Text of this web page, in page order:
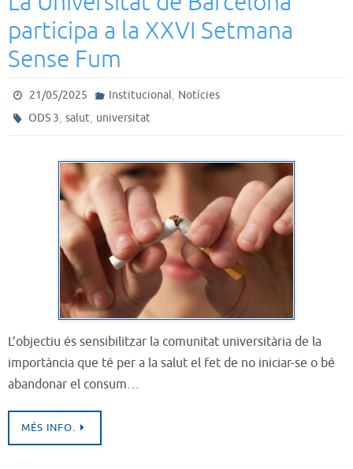
participa a la XXVI Setmana
Sense Fum
21/05/2025 Institucional, Notícies
ODS 3,salut, universitat
L’objectiu és sensibilitzar la comunitat universitària de la
importància que té per a la salut el fet de no iniciar-se o bé
abandonar el consum…
MÉS INFO.